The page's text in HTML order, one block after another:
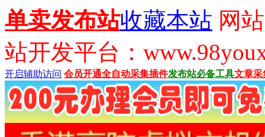
单卖发布站收藏本站 网
站开发平台：
开启辅助访问 会员开通全自动采集插件发布站必备工具文章采